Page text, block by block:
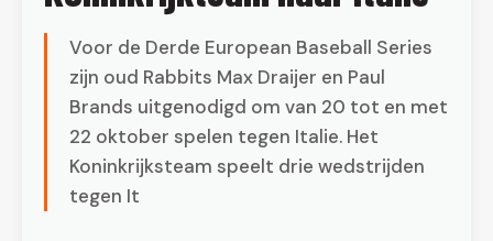
Voor de Derde European Baseball Series
zijn oud Rabbits Max Draijer en Paul
Brands uitgenodigd om van 20 tot en met
22 oktober spelen tegen Italie. Het
Koninkrijksteam speelt drie wedstrijden
tegen It